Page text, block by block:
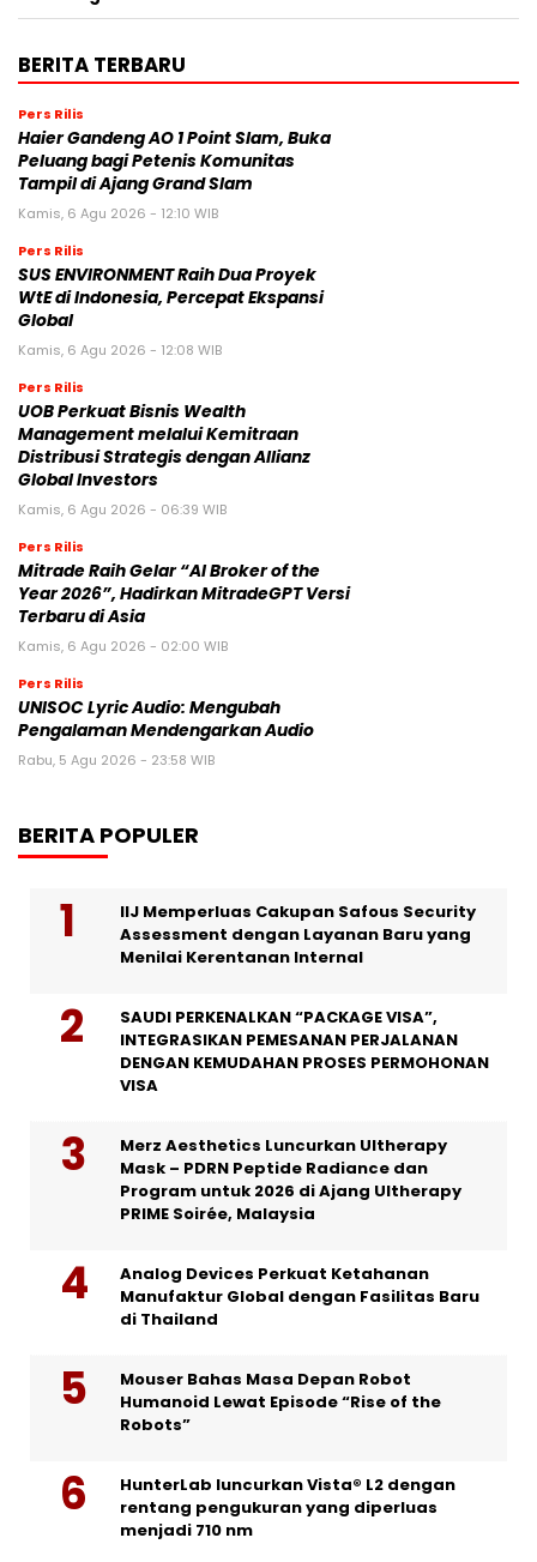
BERITA TERBARU
Pers Rilis
Haier Gandeng AO 1 Point Slam, Buka
Peluang bagi Petenis Komunitas
Tampil di Ajang Grand Slam
Kamis, 6 Agu 2026 - 12:10 WIB
Pers Rilis
SUS ENVIRONMENT Raih Dua Proyek
WtE di Indonesia, Percepat Ekspansi
Global
Kamis, 6 Agu 2026 - 12:08 WIB
Pers Rilis
UOB Perkuat Bisnis Wealth
Management melalui Kemitraan
Distribusi Strategis dengan Allianz
Global Investors
Kamis, 6 Agu 2026 - 06:39 WIB
Pers Rilis
Mitrade Raih Gelar “AI Broker of the
Year 2026”, Hadirkan MitradeGPT Versi
Terbaru di Asia
Kamis, 6 Agu 2026 - 02:00 WIB
Pers Rilis
UNISOC Lyric Audio: Mengubah
Pengalaman Mendengarkan Audio
Rabu, 5 Agu 2026 - 23:58 WIB
BERITA POPULER
IIJ Memperluas Cakupan Safous Security
Assessment dengan Layanan Baru yang
Menilai Kerentanan Internal
SAUDI PERKENALKAN “PACKAGE VISA”,
INTEGRASIKAN PEMESANAN PERJALANAN
DENGAN KEMUDAHAN PROSES PERMOHONAN
VISA
Merz Aesthetics Luncurkan Ultherapy
Mask – PDRN Peptide Radiance dan
Program untuk 2026 di Ajang Ultherapy
PRIME Soirée, Malaysia
Analog Devices Perkuat Ketahanan
Manufaktur Global dengan Fasilitas Baru
di Thailand
Mouser Bahas Masa Depan Robot
Humanoid Lewat Episode “Rise of the
Robots”
HunterLab luncurkan Vista® L2 dengan
rentang pengukuran yang diperluas
menjadi 710 nm